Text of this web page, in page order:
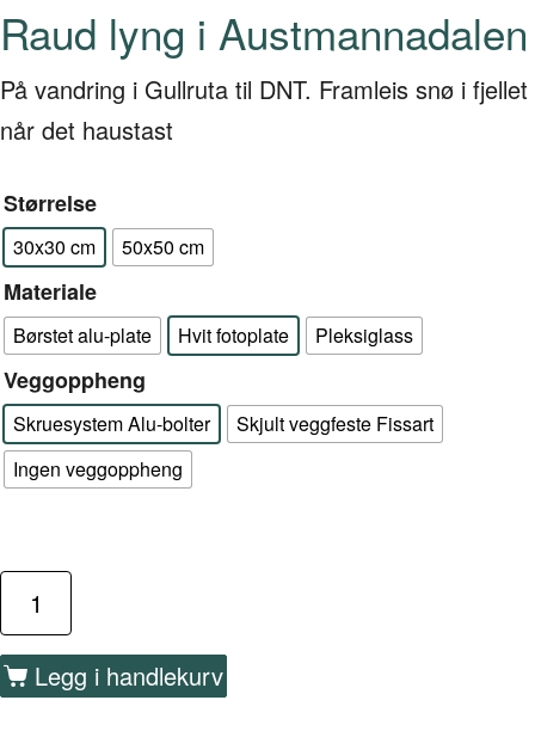
Raud lyng i Austmannadalen
På vandring i Gullruta til DNT. Framleis snø i fjellet
når det haustast
Størrelse
30x30 cm 50x50 cm
Materiale
Børstet alu-plate Hvit fotoplate Pleksiglass
Veggoppheng
Skruesystem Alu-bolter
Skjult veggfeste Fissart
Ingen veggoppheng
Legg i handlekurv